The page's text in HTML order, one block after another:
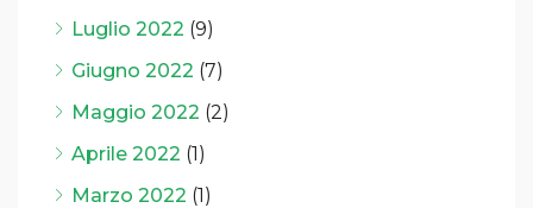
Luglio 2022 (9)
Giugno 2022 (7)
Maggio 2022 (2)
Aprile 2022 (1)
Marzo 2022 (1)